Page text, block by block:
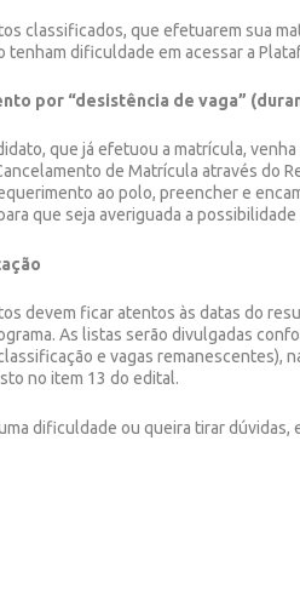
classificados, que efetuarem sua
tenham dificuldade em acessar a
por “desistência de vaga”
que já efetuou a matrícula,
de Matrícula através do
ao polo, preencher e
que seja averiguada a
devem ficar atentos às datas do
As listas serão divulgadas
e vagas remanescentes),
no item 13 do edital.
dificuldade ou queira tirar